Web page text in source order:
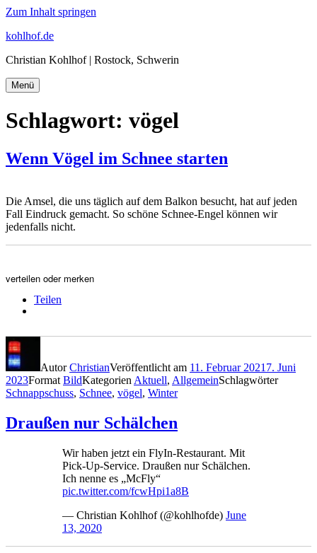
Zum Inhalt springen
kohlhof.de
Christian Kohlhof | Rostock, Schwerin
Menü
Schlagwort: vögel
Wenn Vögel im Schnee starten
Die Amsel, die uns täglich auf dem Balkon besucht, hat auf jeden
Fall Eindruck gemacht. So schöne Schnee-Engel können wir
jedenfalls nicht.
verteilen oder merken
Teilen
AutorChristianVeröffentlicht am 11. Februar 2021 7. Juni
2023Format BildKategorien Aktuell, AllgemeinSchlagwörter
Schnappschuss, Schnee, vögel, Winter
Draußen nur Schälchen
Wir haben jetzt ein FlyIn-Restaurant. Mit
Pick-Up-Service. Draußen nur Schälchen.
Ich nenne es „McFly“
pic.twitter.com/fcwHpi1a8B
— Christian Kohlhof (@kohlhofde) June
13, 2020